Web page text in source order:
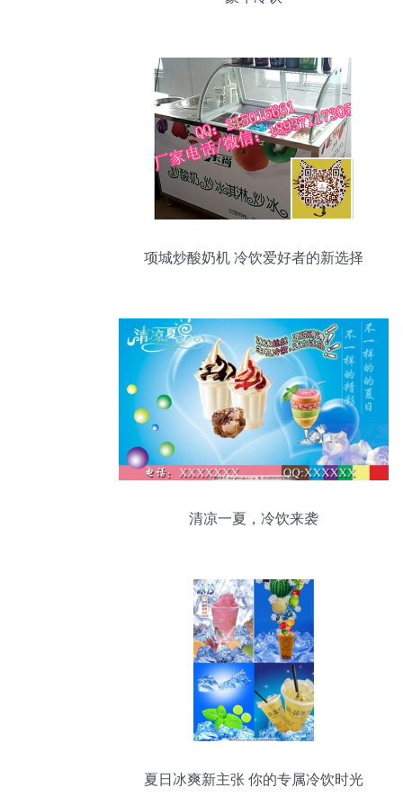
项城炒酸奶机 冷饮爱好者的新选择
清凉一夏，冷饮来袭
夏日冰爽新主张 你的专属冷饮时光